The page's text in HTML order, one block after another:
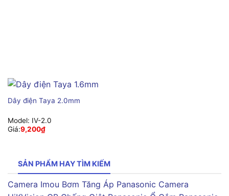
Dây điện Taya 2.0mm
Model: IV-2.0
Giá:9,200₫
SẢN PHẨM HAY TÌM KIẾM
Camera Imou Bơm Tăng Áp Panasonic Camera